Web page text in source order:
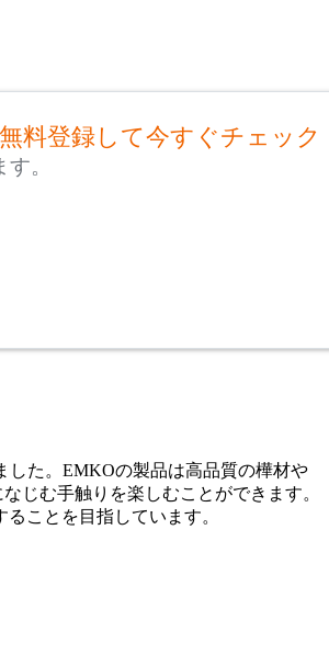
無料登録して今すぐチェック
。
した。EMKOの製品は高品質の樺材や
じむ手触りを楽しむことができます。
ことを目指しています。